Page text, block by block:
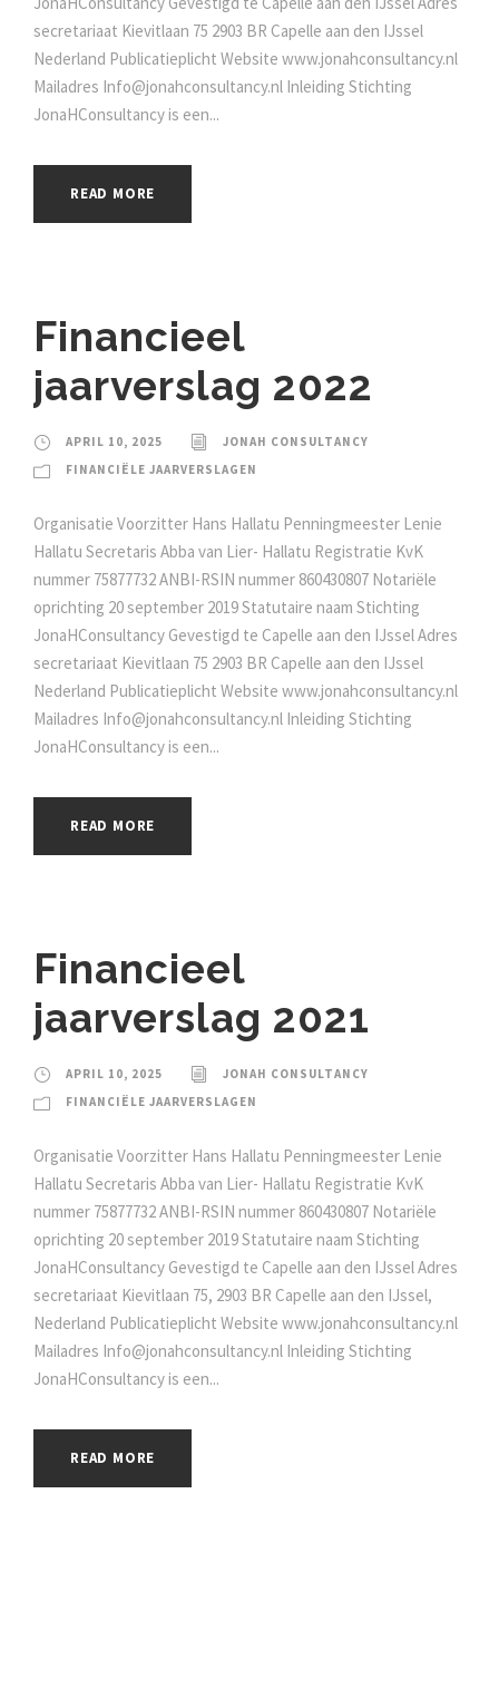
secretariaat Kievitlaan 75 2903 BR Capelle aan den IJssel
Nederland Publicatieplicht Website www.jonahconsultancy.nl
Mailadres Info@jonahconsultancy.nl Inleiding Stichting
JonaHConsultancy is een...
READ MORE
Financieel
jaarverslag 2022
APRIL 10, 2025
JONAH CONSULTANCY
FINANCIËLE JAARVERSLAGEN
Organisatie Voorzitter Hans Hallatu Penningmeester Lenie
Hallatu Secretaris Abba van Lier- Hallatu Registratie KvK
nummer 75877732 ANBI-RSIN nummer 860430807 Notariële
oprichting 20 september 2019 Statutaire naam Stichting
JonaHConsultancy Gevestigd te Capelle aan den IJssel Adres
secretariaat Kievitlaan 75 2903 BR Capelle aan den IJssel
Nederland Publicatieplicht Website www.jonahconsultancy.nl
Mailadres Info@jonahconsultancy.nl Inleiding Stichting
JonaHConsultancy is een...
READ MORE
Financieel
jaarverslag 2021
APRIL 10, 2025
JONAH CONSULTANCY
FINANCIËLE JAARVERSLAGEN
Organisatie Voorzitter Hans Hallatu Penningmeester Lenie
Hallatu Secretaris Abba van Lier- Hallatu Registratie KvK
nummer 75877732 ANBI-RSIN nummer 860430807 Notariële
oprichting 20 september 2019 Statutaire naam Stichting
JonaHConsultancy Gevestigd te Capelle aan den IJssel Adres
secretariaat Kievitlaan 75, 2903 BR Capelle aan den IJssel,
Nederland Publicatieplicht Website www.jonahconsultancy.nl
Mailadres Info@jonahconsultancy.nl Inleiding Stichting
JonaHConsultancy is een...
READ MORE